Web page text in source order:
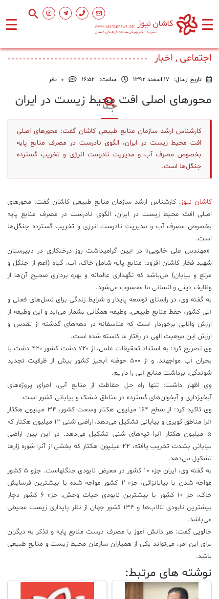
☰ ☰
اصلی
فرهنگ
ورزشی
زیست
علم
فناوری
عکس
پادکست
مجله
فرهنگی
و
هنری
اجتماعی , اخبار
تاریخ ارسال: 17 اسفند 1392 ساعت: ۱۶:۵۲ 0 نظر
محورهای اصلی افت محیط زیست در ایران
کار‌شناس ارشد سازمان منابع طبیعی کاشان گفت: محورهای اصلی
افت محیط زیست در ایران، الگوی نادرست در مصرف منابع پایه
بخصوص مصرف آب و مدیریت نادرست انرژی و تخریب‌ گسترده
جنگل‌ها است.
کاشان نیوز : کار‌شناس ارشد سازمان منابع طبیعی کاشان گفت: محورهای
اصلی افت محیط زیست در ایران، الگوی نادرست در مصرف منابع پایه
بخصوص مصرف آب و مدیریت نادرست انرژی و تخریب‌ گسترده جنگل‌ها
است.
«مهندس علی خالویی» در آیین گرامیداشت روز درختکاری در دبیرستان
شهید فخار کاشان افزود: منابع پایه شامل خاک، آب، گیاه (اعم از جنگل و
مرتع و بیابان) می‌باشد که نگهداری عالمانه و بهره برداری صحیح آن‌ها از
وظایف دینی و انسانی ما محسوب می‌شود.
به گفته وی، در راستای توسعه پایدار و شرایط زندگی برای نسل‌های فعلی و
آتی کشور، حفظ منابع طبیعی، وظیفه‌ همگانی بشمار می‌آید و این وظیفه از
ارزش والایی برخوردار است که متاسفانه در دهه‏‌های گذشته از تقدس و
ارزش این موهبت الهی در رفتار ما کاسته شده است.
وی تصریح کرد: به استناد تحقیقات علمی، از ۷۲۰ دشت کشور ۴۲۰ دشت با
بحران آب مواجهند. و از ۵۰۰ حوضه آبخیز کشور بیش از ظرفیت تجدید
شوندگی، برداشت منابع آبی را داریم.
وی اظهار داشت: تنها راه حل حفاظت از منابع آبی، اجرای پروژه‌های
آبخیزداری و آبخوان‌های گسترده در مناطق خشک و بیابانی کشور است.
وی تاکید کرد: از سطح ۱۶۴ میلیون هکتار وسعت کشور، ۳۴ میلیون هکتار
آنرا مناطق کویری و بیابانی تشکیل می‌دهد، اراضی شنی ۱۲ میلیون هکتار که
۵ میلیون هکتار آنرا تپه‌های شنی تشکیل می‌دهد. در این بین اراضی
بیابانی بشدت تخریب یافته، ۲۲ میلیون هکتار که بخشی از آنرا شوره زار‌ها
تشکیل می‌دهد.
به گفته وی، ایران جزء ۱۰ کشور در معرض نابودی جنگلهاست. جزو ۵ کشور
مواجه شدن با بیابانزائی، جزء ۲ کشور مواجه شده با بیشترین فرسایش
خاک، جز ۱۰ کشور با بیشترین نابودی حیات وحش، جزء ۶ کشور دچار
بیشترین نابودی تالاب‌ها و ۱۳۴ کشور جهان از نظر پایداری زیست محیطی
می‌‏باشد.
خالویی گفت: هر دانش آموز با مصرف درست منابع پایه و تذکر به دیگران
برای این امر، می‌تواند یکی از همیاران سازمان محیط زیست و منایع طبیعی
باشد.
نوشته های مرتبط: